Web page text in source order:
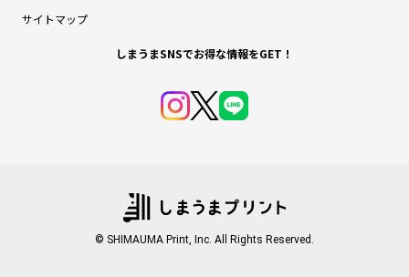
サイトマップ
しまうまSNSでお得な情報をGET！
© SHIMAUMA Print, Inc. All Rights Reserved.